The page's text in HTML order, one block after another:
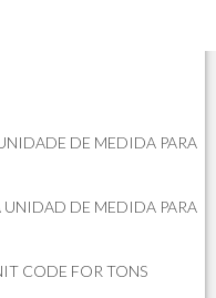
DE MEDIDA PARA
DE MEDIDA PARA
CODE FOR TONS